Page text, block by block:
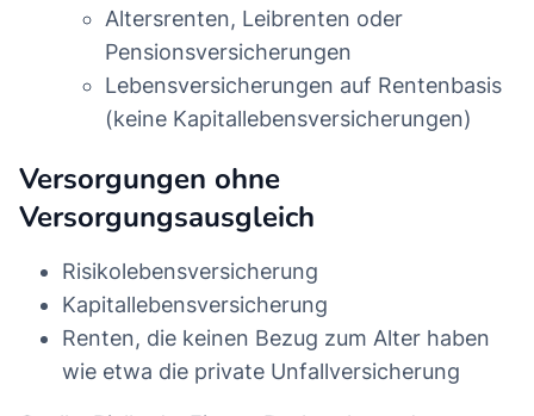
Altersrenten, Leibrenten oder
Pensionsversicherungen
Lebensversicherungen auf Rentenbasis
(keine Kapitallebensversicherungen)
Versorgungen ohne
Versorgungsausgleich
Risikolebensversicherung
Kapitallebensversicherung
Renten, die keinen Bezug zum Alter haben
wie etwa die private Unfallversicherung